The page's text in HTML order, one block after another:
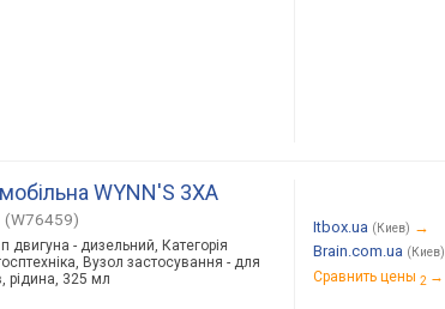
WYNN'S 3XA
(W76459)
двигуна - дизельний, Категорія
Вузол застосування - для
рідина, 325 мл
Itbox.ua (Киев) →
Brain.com.ua (Киев)
Сравнить цены 2 →